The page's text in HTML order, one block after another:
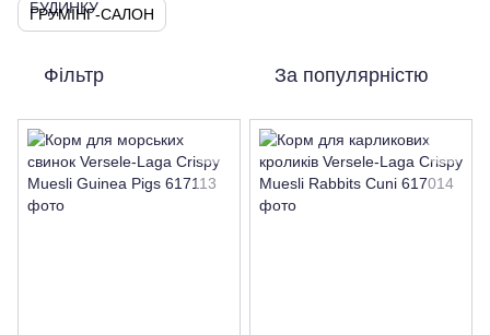
ГРУМІНГ-САЛОН
Фільтр За популярністю